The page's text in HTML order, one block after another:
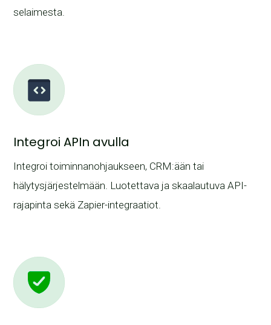
selaimesta.
Integroi APIn avulla
Integroi toiminnanohjaukseen, CRM:ään tai
hälytysjärjestelmään. Luotettava ja skaalautuva API-
rajapinta sekä Zapier-integraatiot.